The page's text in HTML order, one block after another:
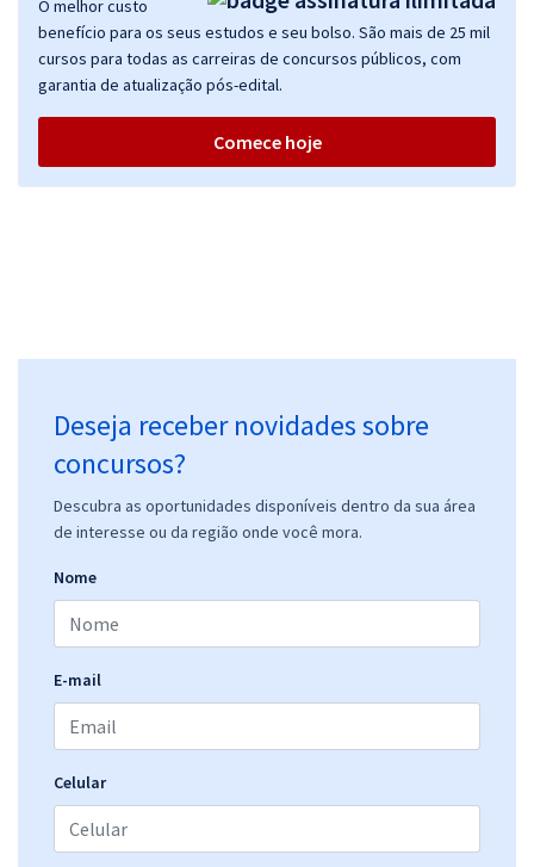
AGU - Advocacia-Geral da União - Administrador
R$ 319,84à vista
ou 12x deR$
Comprar
AGU - Advocacia-Geral da União - Técnico em Assuntos Educacionais
R$ 319,84à vista
Economize R$ 79,96 (-20%)
AGU - Advocacia-Geral da União - Técnico em Comunicação Social
R$26,65
O melhor custo
benefício para os seus estudos e seu bolso. São mais de 25 mil
cursos para todas as carreiras de concursos públicos, com
garantia de atualização pós-edital.
Comece hoje
Deseja receber novidades sobre
concursos?
Descubra as oportunidades disponíveis dentro da sua área
de interesse ou da região onde você mora.
Nome
E-mail
Celular